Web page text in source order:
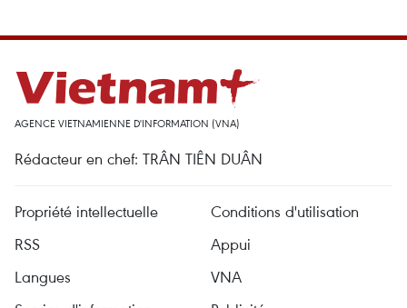
AGENCE VIETNAMIENNE D'INFORMATION (VNA)
Rédacteur en chef: TRÂN TIÊN DUÂN
Propriété intellectuelle
Conditions d'utilisation
RSS
Appui
Langues
VNA